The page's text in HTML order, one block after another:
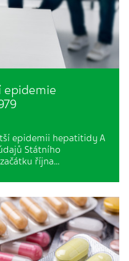
epidemie
epidemii hepatitidy A
Státního
října…